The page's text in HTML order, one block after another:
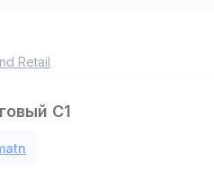
Retail
C1